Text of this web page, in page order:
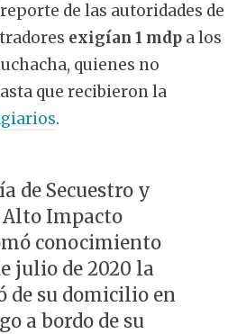
de las autoridades de
exigían 1 mdp a los
quienes no
que recibieron la
.
de Secuestro y
Alto Impacto
conocimiento
julio de 2020 la
de su domicilio en
a bordo de su